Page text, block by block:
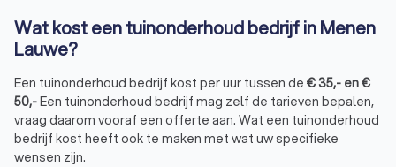
Wat kost een tuinonderhoud bedrijf in Menen
Lauwe?
Een tuinonderhoud bedrijf kost per uur tussen de €35,- en€
50,-Een tuinonderhoud bedrijf mag zelf de tarieven bepalen,
vraag daarom vooraf een offerte aan. Wat een tuinonderhoud
bedrijf kost heeft ook te maken met wat uw specifieke
wensen zijn.